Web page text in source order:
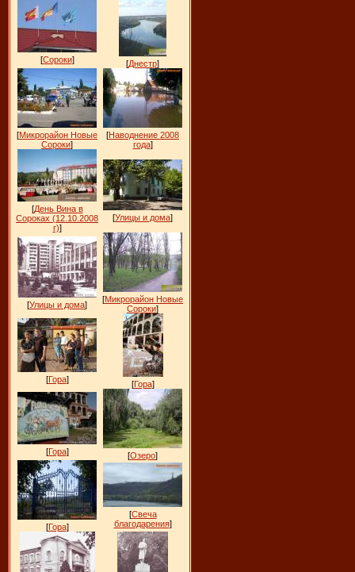
[Сороки] [Днестр]
[Микрорайон Новые
Сороки]
[Наводнение 2008
года]
[День Вина в
Сороках (12.10.2008
г)]
[Улицы и дома]
[Улицы и дома]
[Микрорайон Новые
Сороки]
[Гора] [Гора]
[Гора] [Озеро]
[Гора]
[Свеча
благодарения]